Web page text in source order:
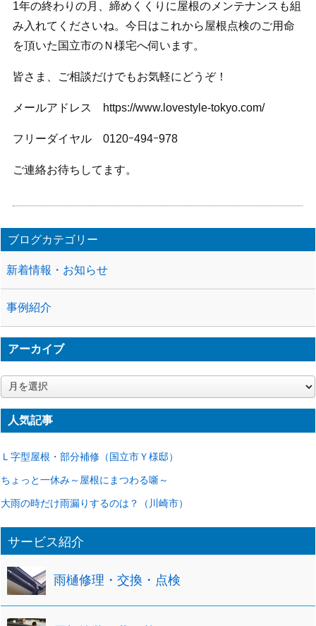
1年の終わりの月、締めくくりに屋根のメンテナンスも組
み入れてくださいね。今日はこれから屋根点検のご用命
を頂いた国立市のＮ様宅へ伺います。
皆さま、ご相談だけでもお気軽にどうぞ！
メールアドレス https://www.lovestyle-tokyo.com/
フリーダイヤル 0120ｰ494ｰ978
ご連絡お待ちしてます。
ブログカテゴリー
新着情報・お知らせ
事例紹介
アーカイブ
ア
ー
カ
イ人気記事
Ｌ字型屋根・部分補修（国立市Ｙ様邸）
ちょっと一休み～屋根にまつわる噺～
大雨の時だけ雨漏りするのは？（川崎市）
サービス紹介
雨樋修理・交換・点検